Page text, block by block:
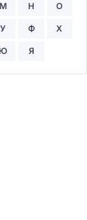
М Н О
У Ф Х
Я